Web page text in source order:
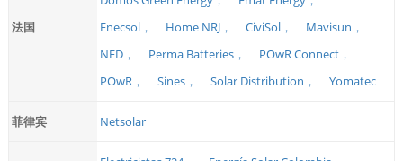
法国
Enecsol，
Home NRJ， CiviSol，
Mavisun，
NED，
Perma Batteries，
POwR Connect，
POwR，
Sines， Solar Distribution， Yomatec
菲律宾 Netsolar